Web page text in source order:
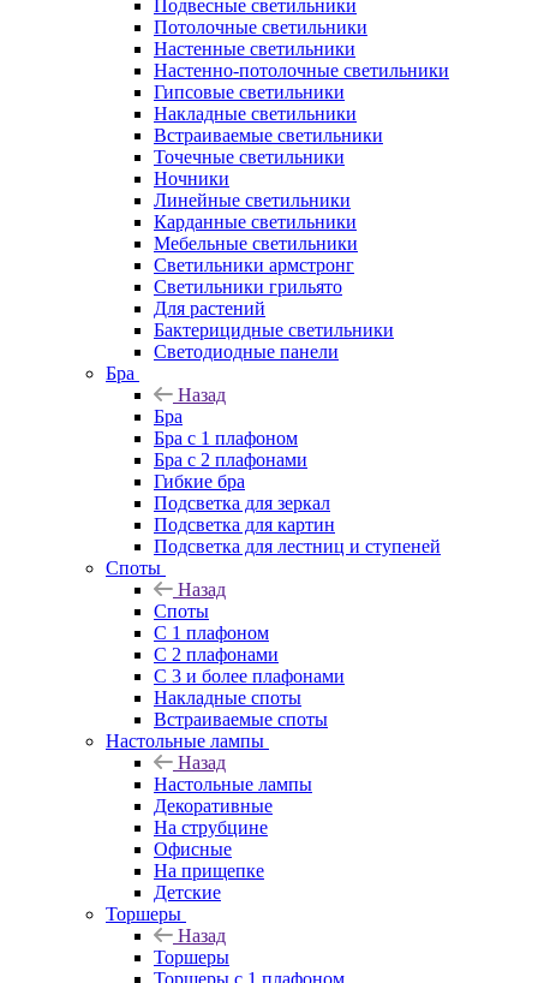
Подвесные светильники
Потолочные светильники
Настенные светильники
Настенно-потолочные светильники
Гипсовые светильники
Накладные светильники
Встраиваемые светильники
Точечные светильники
Ночники
Линейные светильники
Карданные светильники
Мебельные светильники
Светильники армстронг
Светильники грильято
Для растений
Бактерицидные светильники
Светодиодные панели
Бра
Назад
Бра
Бра с 1 плафоном
Бра с 2 плафонами
Гибкие бра
Подсветка для зеркал
Подсветка для картин
Подсветка для лестниц и ступеней
Споты
Назад
Споты
С 1 плафоном
С 2 плафонами
С 3 и более плафонами
Накладные споты
Встраиваемые споты
Настольные лампы
Назад
Настольные лампы
Декоративные
На струбцине
Офисные
На прищепке
Детские
Торшеры
Назад
Торшеры
Торшеры с 1 плафоном